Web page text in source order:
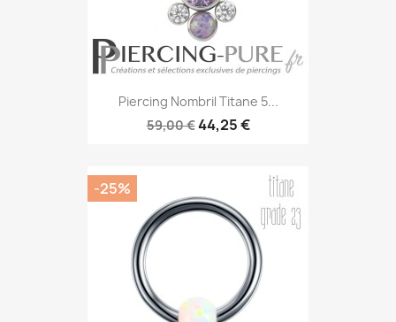
Piercing Nombril Titane 5...
59,00 €44,25 €
-25%